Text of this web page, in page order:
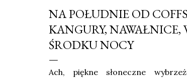
NA POŁUDNIE OD
KANGURY,
ŚRODKU NOCY
Ach, piękne słoneczne